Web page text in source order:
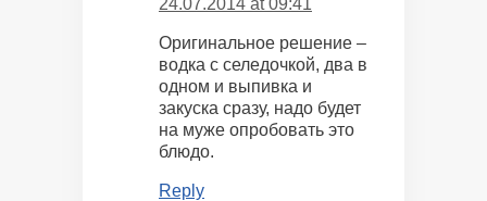
Оригинальное решение –
водка с селедочкой, два в
одном и выпивка и
закуска сразу, надо будет
на муже опробовать это
блюдо.
Reply